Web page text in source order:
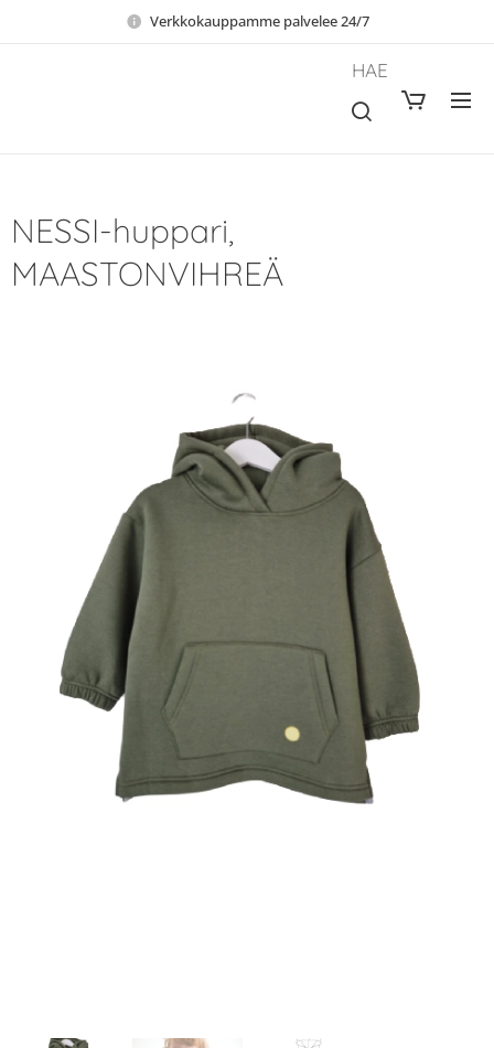
Verkkokauppamme palvelee 24/7
HAE
NESSI-huppari,
MAASTONVIHREÄ